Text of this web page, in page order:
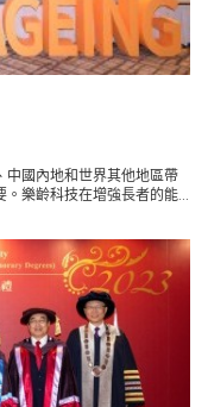
中國內地和世界其他地區帶
樂齡科技在增強長者的能...